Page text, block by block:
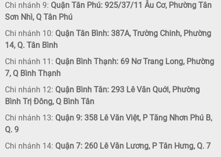
Chi nhánh 9: Quận Tân Phú: 925/37/11 Âu Cơ, Phường Tân
Sơn Nhì, Q Tân Phú
Chi nhánh 10: Quận Tân Bình: 387A, Trường Chinh, Phường
14, Q. Tân Bình
Chi nhánh 11: Quận Bình Thạnh: 69 Nơ Trang Long, Phường
7, Q Bình Thạnh
Chi nhánh 12: Quận Bình Tân: 293 Lê Văn Quới, Phường
Bình Trị Đông, Q Bình Tân
Chi nhánh 13: Quận 9: 358 Lê Văn Việt, P Tăng Nhơn Phú B,
Q. 9
Chi nhánh 14: Quận 7: 260 Lê Văn Lương, P Tân Hưng, Q. 7